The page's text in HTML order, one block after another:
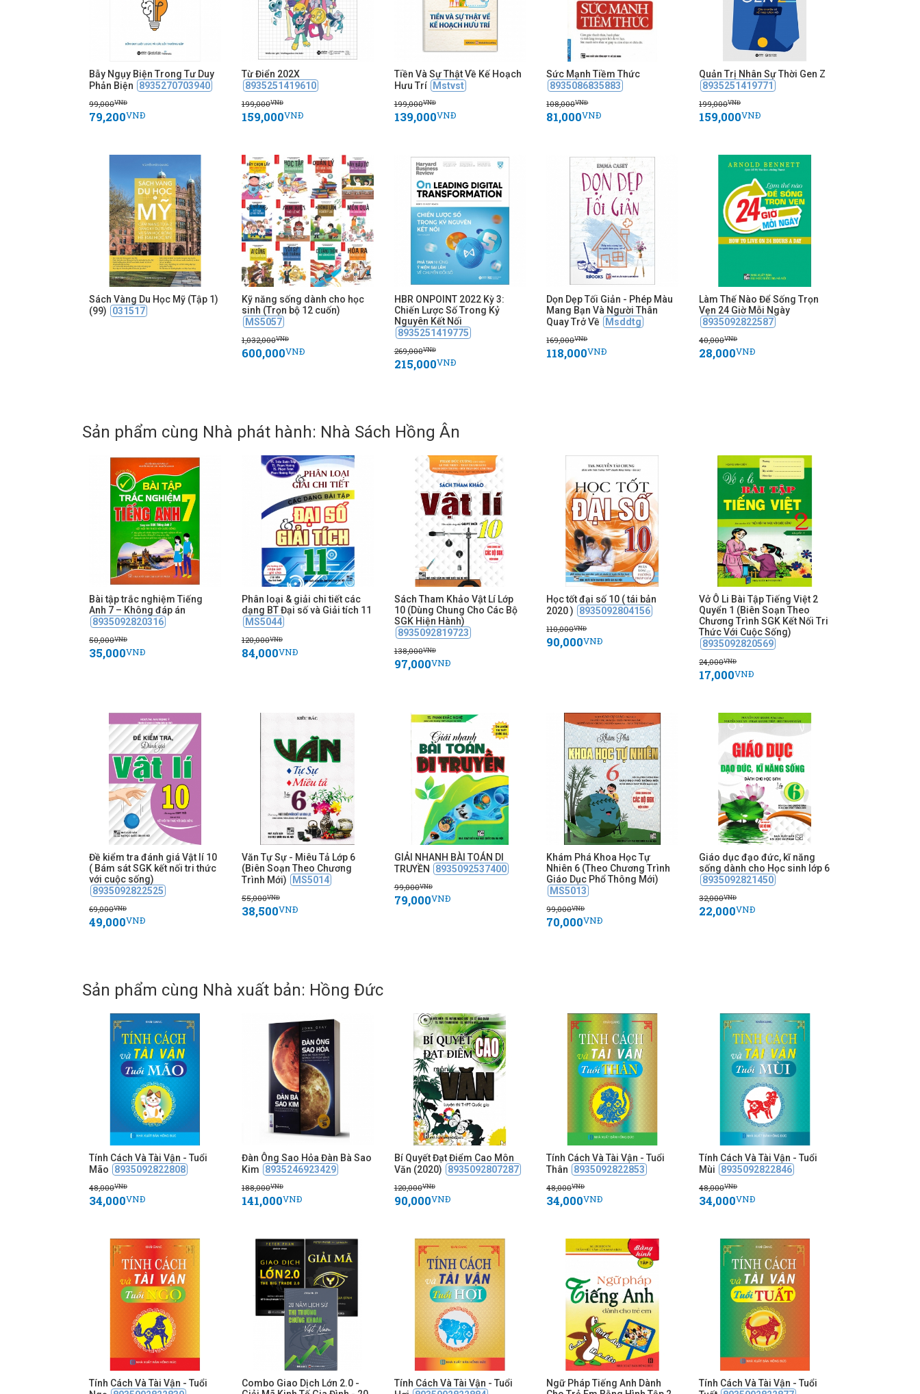
Bẫy Ngụy Biện Trong Tư Duy
Phản Biện
8935270703940
99,000VNĐ
79,200VNĐ
Từ Điển 202X
8935251419610
199,000VNĐ
159,000VNĐ
Tiền Và Sự Thật Về Kế Hoạch
Hưu Trí
Mstvst
199,000VNĐ
139,000VNĐ
Sức Mạnh Tiềm Thức
8935086835883
108,000VNĐ
81,000VNĐ
Quản Trị Nhân Sự Thời Gen Z
8935251419771
199,000VNĐ
159,000VNĐ
Sách Vàng Du Học Mỹ (Tập 1)
(99)
031517
Kỹ năng sống dành cho học
sinh (Trọn bộ 12 cuốn)
MS5057
1,032,000VNĐ
600,000VNĐ
HBR ONPOINT 2022 Kỳ 3:
Chiến Lược Số Trong Kỷ
Nguyên Kết Nối
8935251419775
269,000VNĐ
215,000VNĐ
Dọn Dẹp Tối Giản - Phép Màu
Mang Bạn Và Người Thân
Quay Trở Về
Msddtg
169,000VNĐ
118,000VNĐ
Làm Thế Nào Để Sống Trọn
Vẹn 24 Giờ Mỗi Ngày
8935092822587
40,000VNĐ
28,000VNĐ
Sản phẩm cùng Nhà phát hành: Nhà Sách Hồng Ân
Bài tập trắc nghiệm Tiếng
Anh 7 – Không đáp án
8935092820316
50,000VNĐ
35,000VNĐ
Phân loại & giải chi tiết các
dạng BT Đại số và Giải tích 11
MS5044
120,000VNĐ
84,000VNĐ
Sách Tham Khảo Vật Lí Lớp
10 (Dùng Chung Cho Các Bộ
SGK Hiện Hành)
8935092819723
138,000VNĐ
97,000VNĐ
Học tốt đại số 10 ( tái bản
2020 )
8935092804156
110,000VNĐ
90,000VNĐ
Vở Ô Li Bài Tập Tiếng Việt 2
Quyển 1 (Biên Soạn Theo
Chương Trình SGK Kết Nối Tri
Thức Với Cuộc Sống)
8935092820569
24,000VNĐ
17,000VNĐ
Đề kiểm tra đánh giá Vật lí 10
( Bám sát SGK kết nối tri thức
với cuộc sống)
8935092822525
69,000VNĐ
49,000VNĐ
Văn Tự Sự - Miêu Tả Lớp 6
(Biên Soạn Theo Chương
Trình Mới)
MS5014
55,000VNĐ
38,500VNĐ
GIẢI NHANH BÀI TOÁN DI
TRUYỀN
8935092537400
99,000VNĐ
79,000VNĐ
Khám Phá Khoa Học Tự
Nhiên 6 (Theo Chương Trình
Giáo Dục Phổ Thông Mới)
MS5013
99,000VNĐ
70,000VNĐ
Giáo dục đạo đức, kĩ năng
sống dành cho Học sinh lớp 6
8935092821450
32,000VNĐ
22,000VNĐ
Sản phẩm cùng Nhà xuất bản: Hồng Đức
Tính Cách Và Tài Vận - Tuổi
Mão
8935092822808
48,000VNĐ
34,000VNĐ
Đàn Ông Sao Hỏa Đàn Bà Sao
Kim
8935246923429
188,000VNĐ
141,000VNĐ
Bí Quyết Đạt Điểm Cao Môn
Văn (2020)
8935092807287
120,000VNĐ
90,000VNĐ
Tính Cách Và Tài Vận - Tuổi
Thân
8935092822853
48,000VNĐ
34,000VNĐ
Tính Cách Và Tài Vận - Tuổi
Mùi
8935092822846
48,000VNĐ
34,000VNĐ
Tính Cách Và Tài Vận - Tuổi
Combo Giao Dịch Lớn 2.0 -
Tính Cách Và Tài Vận - Tuổi
Ngữ Pháp Tiếng Anh Dành
Tính Cách Và Tài Vận - Tuổi